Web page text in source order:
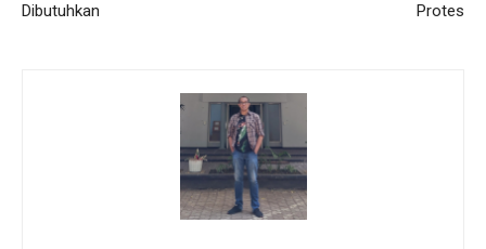
Dibutuhkan
Protes